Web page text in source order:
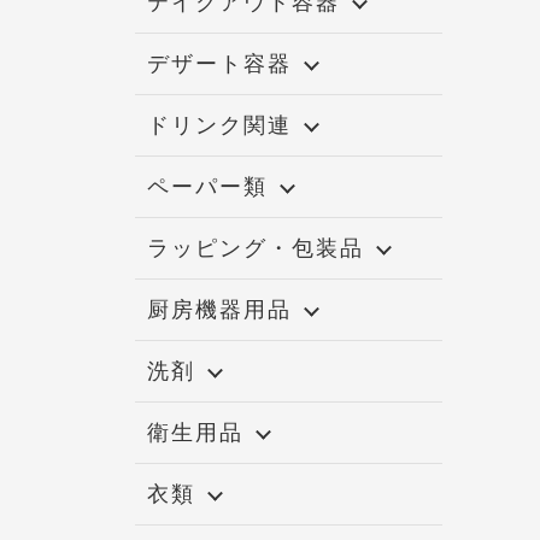
MD-GSS
デザート容器
ドリンク関連
ペーパー類
ラッピング・包装品
厨房機器用品
洗剤
衛生用品
衣類